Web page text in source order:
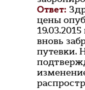
Ответ:
цены
вновь
путевки.